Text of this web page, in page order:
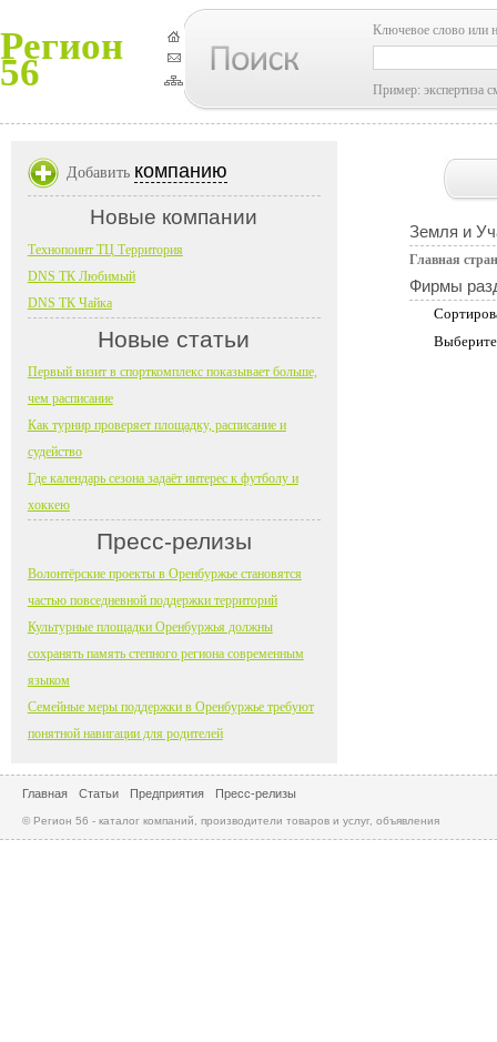
Регион
56
Ключевое слово или
Пример: экспертиза
Земля и
Главная
Фирмы
Добавить компанию
Новые компании
Технопоинт ТЦ Территория
DNS ТК Любимый
DNS ТК Чайка
Новые статьи
Первый визит в спорткомплекс показывает больше,
чем расписание
Как турнир проверяет площадку, расписание и
судейство
Где календарь сезона задаёт интерес к футболу и
хоккею
Пресс-релизы
Волонтёрские проекты в Оренбуржье становятся
частью повседневной поддержки территорий
Культурные площадки Оренбуржья должны
сохранять память степного региона современным
языком
Семейные меры поддержки в Оренбуржье требуют
понятной навигации для родителей
Главная Статьи Предприятия Пресс-релизы
© Регион 56 - каталог компаний, производители товаров и услуг, объявления